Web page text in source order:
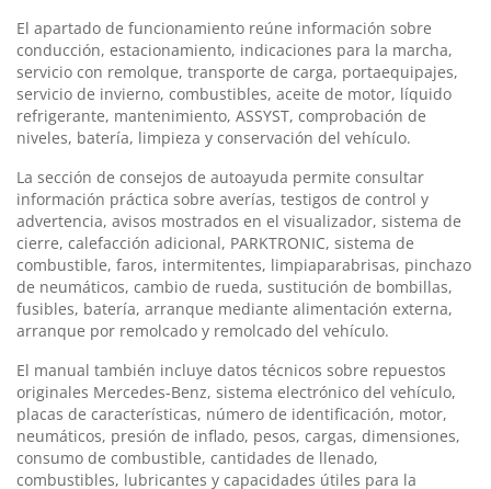
El apartado de funcionamiento reúne información sobre
conducción, estacionamiento, indicaciones para la marcha,
servicio con remolque, transporte de carga, portaequipajes,
servicio de invierno, combustibles, aceite de motor, líquido
refrigerante, mantenimiento, ASSYST, comprobación de
niveles, batería, limpieza y conservación del vehículo.
La sección de consejos de autoayuda permite consultar
información práctica sobre averías, testigos de control y
advertencia, avisos mostrados en el visualizador, sistema de
cierre, calefacción adicional, PARKTRONIC, sistema de
combustible, faros, intermitentes, limpiaparabrisas, pinchazo
de neumáticos, cambio de rueda, sustitución de bombillas,
fusibles, batería, arranque mediante alimentación externa,
arranque por remolcado y remolcado del vehículo.
El manual también incluye datos técnicos sobre repuestos
originales Mercedes-Benz, sistema electrónico del vehículo,
placas de características, número de identificación, motor,
neumáticos, presión de inflado, pesos, cargas, dimensiones,
consumo de combustible, cantidades de llenado,
combustibles, lubricantes y capacidades útiles para la